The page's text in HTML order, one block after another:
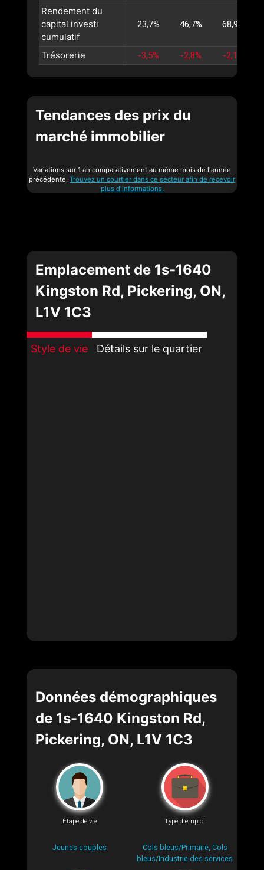
Rendement du
capital investi
cumulatif
23,7% 46,7% 68,9%
Trésorerie -3,5% -2,8% -2,1%
Tendances des prix du
marché immobilier
Variations sur 1 an comparativement au même mois de l'année
précédente. Trouvez un courtier dans ce secteur afin de recevoir
plus d'informations.
Emplacement de 1s-1640
Kingston Rd, Pickering, ON,
L1V 1C3
Style de vie Détails sur le quartier
Données démographiques
de 1s-1640 Kingston Rd,
Pickering, ON, L1V 1C3
Étape de vie
Jeunes couples
Type d'emploi
Cols bleus/Primaire, Cols
bleus/Industrie des services